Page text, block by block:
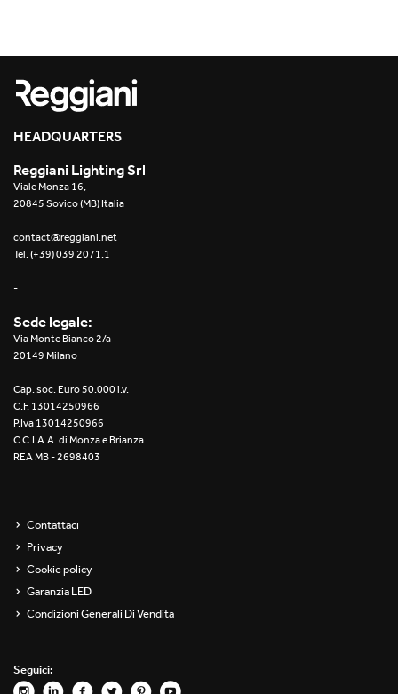
2020
2019
2019
2018
2017
2015
2014
2013
2012
HEADQUARTERS
Reggiani Lighting Srl
Viale Monza 16,
20845 Sovico (MB) Italia
contact@reggiani.net
Tel. (+39) 039 2071.1
-
Sede legale:
Via Monte Bianco 2/a
20149 Milano
Cap. soc. Euro 50.000 i.v.
C.F. 13014250966
P.Iva 13014250966
C.C.I.A.A. di Monza e Brianza
REA MB - 2698403
Contattaci
Privacy
Cookie policy
Garanzia LED
Condizioni Generali Di Vendita
Seguici: